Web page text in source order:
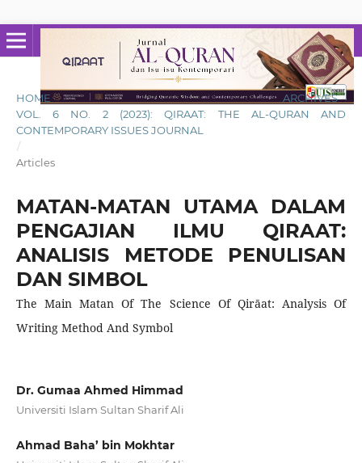
HOME / ARCHIVES /
VOL. 6 NO. 2 (2023): QIRAAT: THE AL-QURAN AND
CONTEMPORARY ISSUES JOURNAL
/
Articles
MATAN-MATAN UTAMA DALAM
PENGAJIAN ILMU QIRAAT:
ANALISIS METODE PENULISAN
DAN SIMBOL
The Main Matan Of The Science Of Qirāat: Analysis Of
Writing Method And Symbol
Dr. Gumaa Ahmed Himmad
Universiti Islam Sultan Sharif Ali
Ahmad Baha’ bin Mokhtar